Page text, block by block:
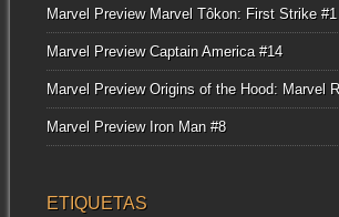
Marvel Preview Marvel Tôkon: First Strike #1
Marvel Preview Captain America #14
Marvel Preview Origins of the Hood: Marvel
Marvel Preview Iron Man #8
ETIQUETAS